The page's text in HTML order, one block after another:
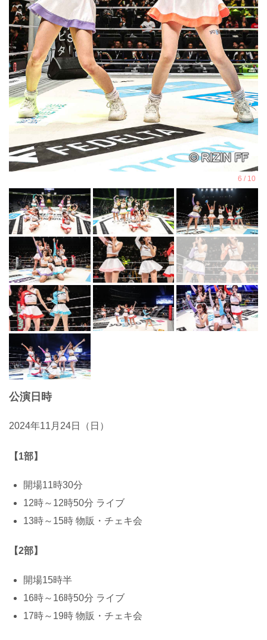
公演日時
2024年11月24日（日）
【1部】
開場11時30分
12時～12時50分 ライブ
13時～15時 物販・チェキ会
【2部】
開場15時半
16時～16時50分 ライブ
17時～19時 物販・チェキ会